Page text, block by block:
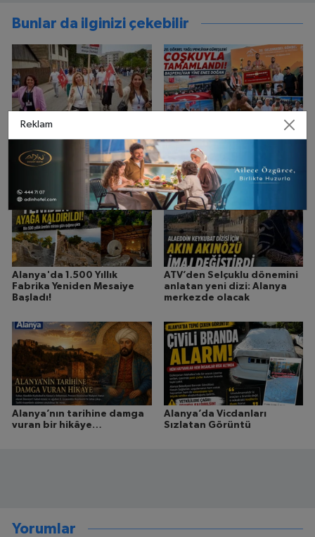
Bunlar da ilginizi çekebilir
Alanya Belediyesi, Kardeş
Şehir Talsi’de Kültür Elçisi
Oldu
630 Pehlivan Kol Bağladı,
Gökbel’de Kazanan Enes
Doğan Oldu
Alanya'da 1.500 Yıllık
Fabrika Yeniden Mesaiye
Başladı!
ATV’den Selçuklu dönemini
anlatan yeni dizi: Alanya
merkezde olacak
Alanya’nın tarihine damga
vuran bir hikâye…
Alanya’da Vicdanları
Sızlatan Görüntü
Yorumlar
Reklam